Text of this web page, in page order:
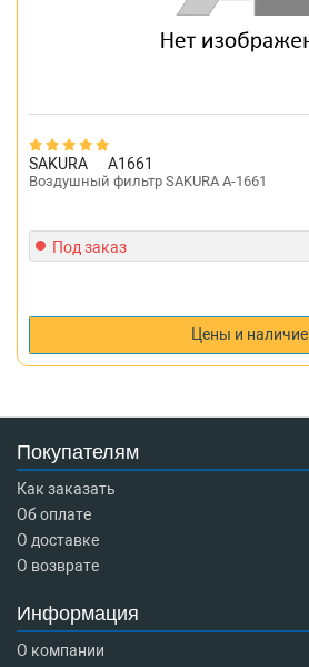
SAKURA A1661
Воздушный фильтр SAKURA A-1661
Под заказ
Цены и наличие
Покупателям
Как заказать
Об оплате
О доставке
О возврате
Информация
О компании